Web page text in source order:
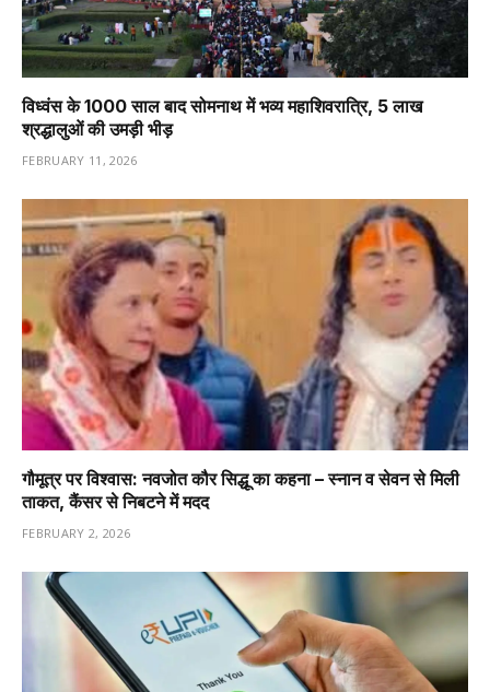
विध्वंस के 1000 साल बाद सोमनाथ में भव्य महाशिवरात्रि, 5 लाख
श्रद्धालुओं की उमड़ी भीड़
FEBRUARY 11, 2026
गौमूत्र पर विश्वास: नवजोत कौर सिद्धू का कहना – स्नान व सेवन से मिली
ताकत, कैंसर से निबटने में मदद
FEBRUARY 2, 2026